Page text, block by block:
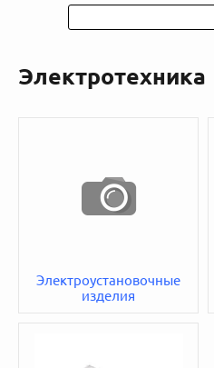
Электротехника
Электроустановочные
изделия